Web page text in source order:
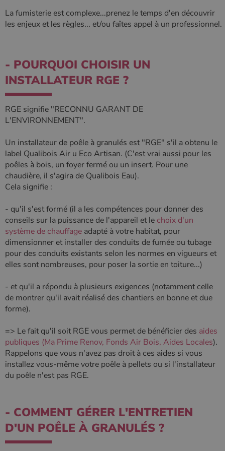
La fumisterie est complexe...prenez le temps d'en découvrir
les enjeux et les règles... et/ou faîtes appel à un professionnel.
- POURQUOI CHOISIR UN
INSTALLATEUR RGE ?
RGE signifie "RECONNU GARANT DE
L'ENVIRONNEMENT".
Un installateur de poêle à granulés est "RGE" s'il a obtenu le
label Qualibois Air u Eco Artisan. (C'est vrai aussi pour les
poêles à bois, un foyer fermé ou un insert. Pour une
chaudière, il s'agira de Qualibois Eau).
Cela signifie :
- qu'il s'est formé (il a les compétences pour donner des
conseils sur la puissance de l'appareil et le choix d'un
système de chauffage adapté à votre habitat, pour
dimensionner et installer des conduits de fumée ou tubage
pour des conduits existants selon les normes en vigueurs et
elles sont nombreuses, pour poser la sortie en toiture...)
- et qu'il a répondu à plusieurs exigences (notamment celle
de montrer qu'il avait réalisé des chantiers en bonne et due
forme).
=> Le fait qu'il soit RGE vous permet de bénéficier des aides
publiques (Ma Prime Renov, Fonds Air Bois, Aides Locales).
Rappelons que vous n'avez pas droit à ces aides si vous
installez vous-même votre poêle à pellets ou si l'installateur
du poêle n'est pas RGE.
- COMMENT GÉRER L'ENTRETIEN
D'UN POÊLE À GRANULÉS ?